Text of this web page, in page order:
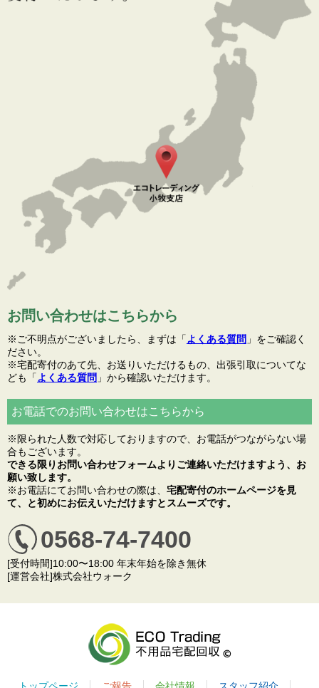
お問い合わせはこちらから
※ご不明点がございましたら、まずは「よくある質問 」をご確認く
ださい。
※宅配寄付のあて先、お送りいただけるもの、出張引取についてな
ども「よくある質問 」から確認いただけます。
お電話でのお問い合わせはこちらから
※限られた人数で対応しておりますので、お電話がつながらない場
合もございます。
できる限りお問い合わせフォームよりご連絡いただけますよう、お
願い致します。
※お電話にてお問い合わせの際は、 宅配寄付のホームページを見
て、と初めにお伝えいただけますとスムーズです。
0568-74-7400
[受付時間]10:00〜18:00 年末年始を除き無休
[運営会社]株式会社ウォーク